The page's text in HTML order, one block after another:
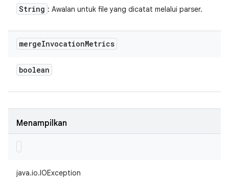
String : Awalan untuk file yang dicatat melalui parser.
mergeInvocationMetrics
boolean
Menampilkan
java.io.IOException